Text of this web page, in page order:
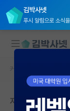
김박사넷
푸시 알림으로 소식을
대학원생 모집
국내대학원 정보
커뮤니티 홈
자퇴고민 주절주